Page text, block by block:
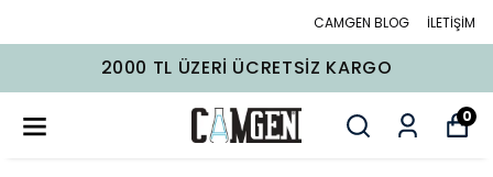
CAMGEN BLOG İLETİŞİM
2000 TL ÜZERI ÜCRETSIZ KARGO
0